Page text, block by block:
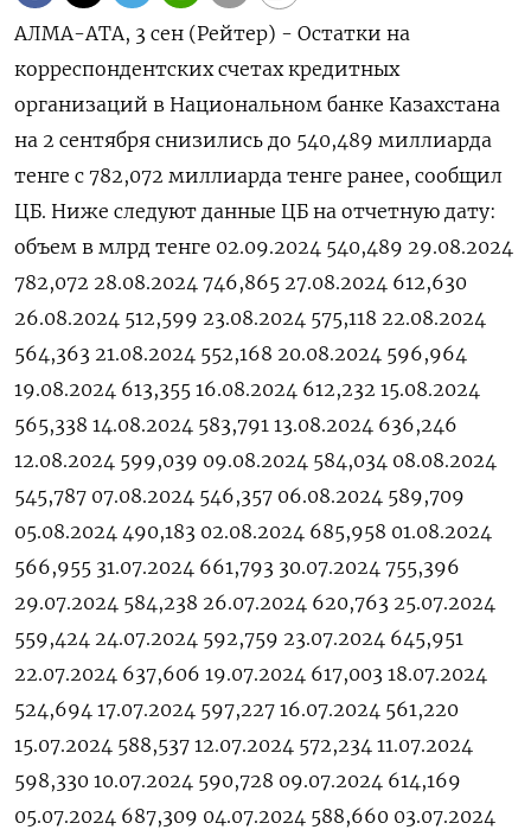
АЛМА-АТА, 3 сен (Рейтер) - Остатки на
корреспондентских счетах кредитных
организаций в Национальном банке Казахстана
на 2 сентября снизились до 540,489 миллиарда
тенге с 782,072 миллиарда тенге ранее, сообщил
ЦБ. Ниже следуют данные ЦБ на отчетную дату:
объем в млрд тенге 02.09.2024 540,489 29.08.2024
782,072 28.08.2024 746,865 27.08.2024 612,630
26.08.2024 512,599 23.08.2024 575,118 22.08.2024
564,363 21.08.2024 552,168 20.08.2024 596,964
19.08.2024 613,355 16.08.2024 612,232 15.08.2024
565,338 14.08.2024 583,791 13.08.2024 636,246
12.08.2024 599,039 09.08.2024 584,034 08.08.2024
545,787 07.08.2024 546,357 06.08.2024 589,709
05.08.2024 490,183 02.08.2024 685,958 01.08.2024
566,955 31.07.2024 661,793 30.07.2024 755,396
29.07.2024 584,238 26.07.2024 620,763 25.07.2024
559,424 24.07.2024 592,759 23.07.2024 645,951
22.07.2024 637,606 19.07.2024 617,003 18.07.2024
524,694 17.07.2024 597,227 16.07.2024 561,220
15.07.2024 588,537 12.07.2024 572,234 11.07.2024
598,330 10.07.2024 590,728 09.07.2024 614,169
05.07.2024 687,309 04.07.2024 588,660 03.07.2024